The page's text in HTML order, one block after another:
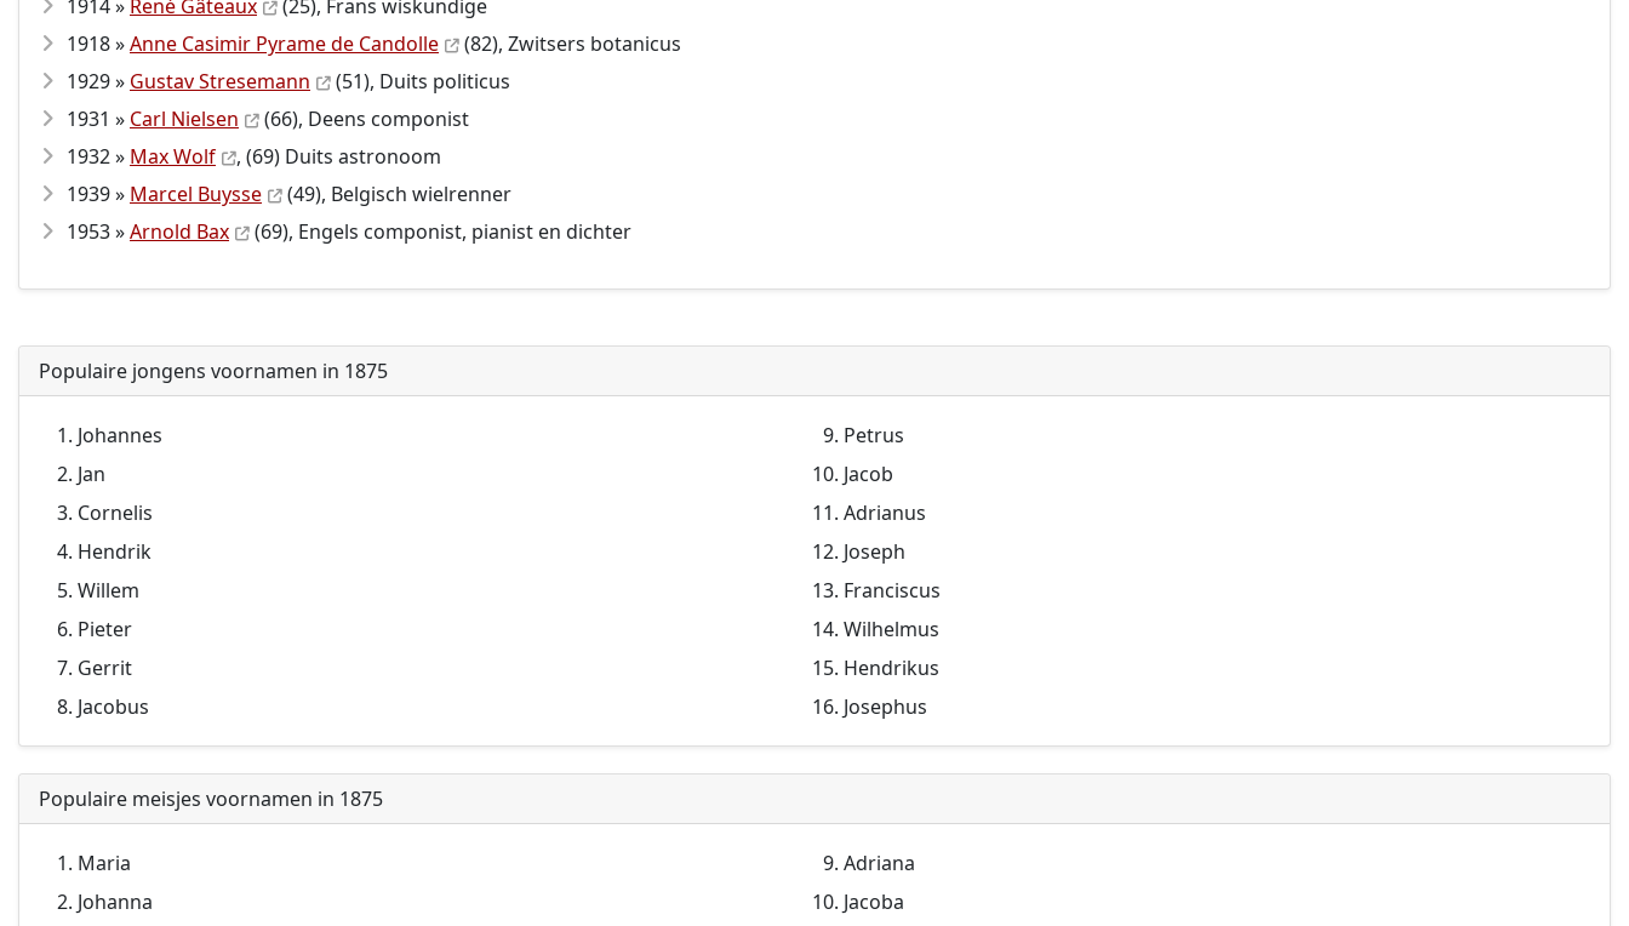
1914 » René Gâteaux
(25), Frans wiskundige
1918 »Anne Casimir Pyrame de Candolle
(82), Zwitsers botanicus
1929 » Gustav Stresemann
(51), Duits politicus
1931 » Carl Nielsen
(66), Deens componist
1932 » Max Wolf
, (69) Duits astronoom
1939 » Marcel Buysse
(49), Belgisch wielrenner
1953 »Arnold Bax (69), Engels componist, pianist en dichter
Populaire jongens voornamen in 1875
Johannes
Jan
Cornelis
Hendrik
Willem
Pieter
Gerrit
Jacobus
Petrus
Jacob
Adrianus
Joseph
Franciscus
Wilhelmus
Hendrikus
Josephus
Populaire meisjes voornamen in 1875
Maria
Johanna
Adriana
Jacoba